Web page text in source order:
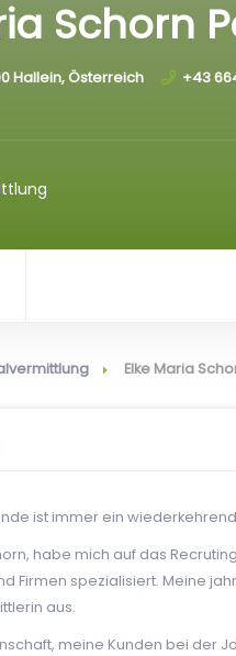
Schorn
Hallein, Österreich +43
Elke Maria
ist immer ein
habe mich auf das
Firmen spezialisiert. Meine
aus.
meine Kunden bei der